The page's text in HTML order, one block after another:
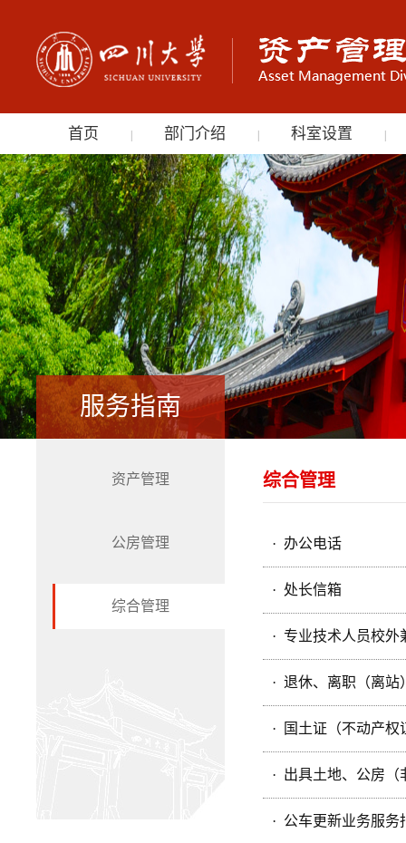
首页 部门介绍 科室设置
服务指南
资产管理
公房管理
综合管理
综合管理
· 办公电话
· 处长信箱
· 专业技术人员校外
· 退休、离职（离站
· 国土证（不动产权
· 出具土地、公房（
· 公车更新业务服务